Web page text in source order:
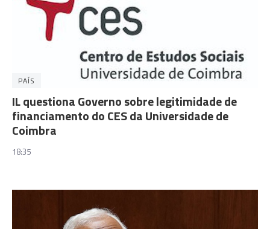
PAÍS
IL questiona Governo sobre legitimidade de
financiamento do CES da Universidade de
Coimbra
18:35